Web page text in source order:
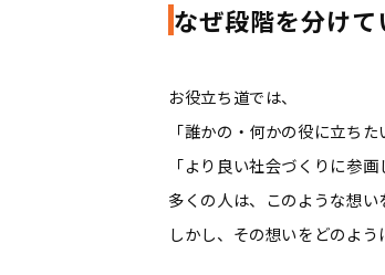
なぜ段階を分け
お役立ち道では、
「誰かの・何かの役に立ちた
「より良い社会づくりに参画
多くの人は、このような想い
しかし、その想いをどのよう